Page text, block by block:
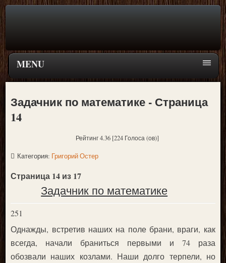
MENU
Задачник по математике - Страница
14
Рейтинг 4.36 [224 Голоса (ов)]
Категория: Григорий Остер
Страница 14 из 17
Задачник по математике
251
Однажды, встретив наших на поле брани, враги, как
всегда, начали браниться первыми и 74 раза
обозвали наших козлами. Наши долго терпели, но